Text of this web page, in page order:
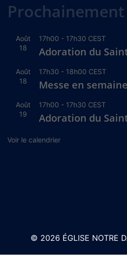
Prochainement
Août
18
17h00 - 17h30 CEST
Adoration du
Août
18
17h30 - 18h00 CEST
Messe en semaine
Août
19
17h00 - 17h30 CEST
Adoration du
Voir le calendrier
© 2026 ÉGLISE NOTRE